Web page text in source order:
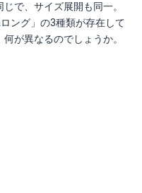
で、サイズ展開も同一。
ング」の3種類が存在して
が異なるのでしょうか。